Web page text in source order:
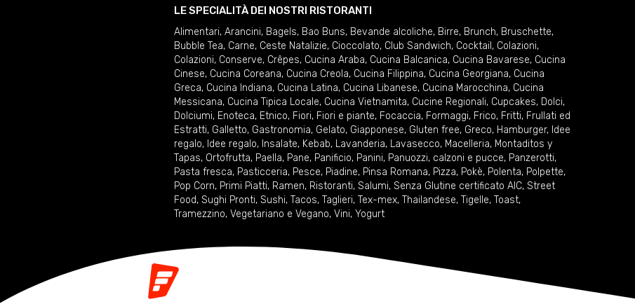
LE SPECIALITÀ DEI NOSTRI RISTORANTI
Alimentari, Arancini, Bagels, Bao Buns, Bevande alcoliche, Birre, Brunch, Bruschette,
Bubble Tea, Carne, Ceste Natalizie, Cioccolato, Club Sandwich, Cocktail , Colazioni,
Colazioni, Conserve, Crêpes, Cucina Araba, Cucina Balcanica, Cucina Bavarese, Cucina
Cinese, Cucina Coreana, Cucina Creola, Cucina Filippina, Cucina Georgiana, Cucina
Greca, Cucina Indiana, Cucina Latina, Cucina Libanese, Cucina Marocchina, Cucina
Messicana, Cucina Tipica Locale, Cucina Vietnamita, Cucine Regionali, Cupcakes, Dolci,
Dolciumi, Enoteca, Etnico, Fiori, Fiori e piante, Focaccia, Formaggi, Frico, Fritti, Frullati ed
Estratti, Galletto, Gastronomia, Gelato, Giapponese, Gluten free, Greco, Hamburger, Idee
regalo, Idee regalo, Insalate, Kebab, Lavanderia, Lavasecco, Macelleria, Montaditos y
Tapas, Ortofrutta, Paella, Pane, Panificio, Panini, Panuozzi, calzoni e pucce, Panzerotti,
Pasta fresca, Pasticceria, Pesce, Piadine, Pinsa Romana, Pizza, Pokè, Polenta, Polpette,
Pop Corn, Primi Piatti, Ramen, Ristoranti, Salumi, Senza Glutine certificato AIC, Street
Food, Sughi Pronti, Sushi, Tacos, Taglieri, Tex-mex, Thailandese, Tigelle, Toast,
Tramezzino, Vegetariano e Vegano, Vini, Yogurt